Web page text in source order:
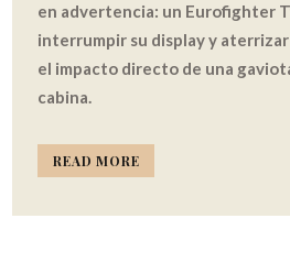
en advertencia: un Eurofighter
interrumpir su display y
el impacto directo de una
cabina.
READ MORE